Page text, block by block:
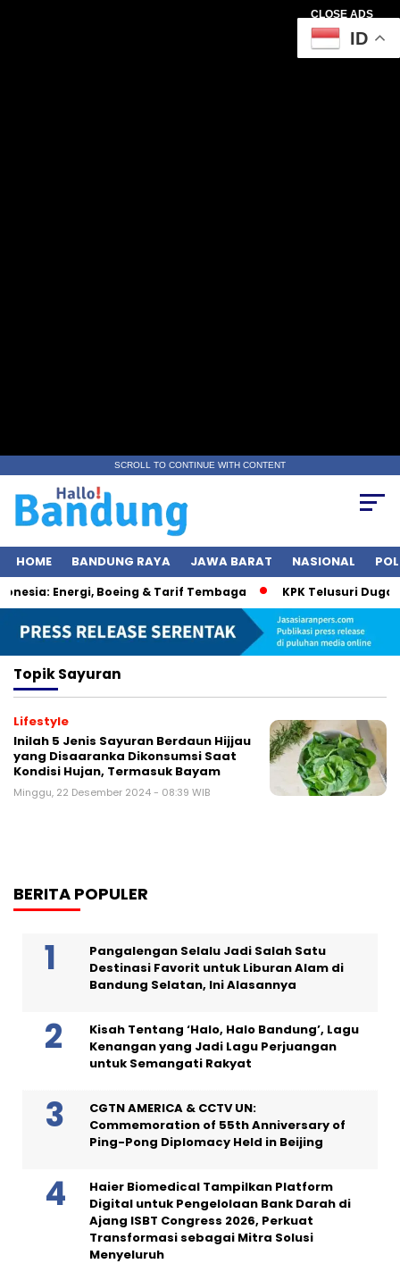
CLOSE ADS
SCROLL TO CONTINUE WITH CONTENT
HOME BANDUNG RAYA JAWA BARAT NASIONAL
Energi, Boeing & Tarif Tembaga KPK Telusuri
TopikSayuran
Lifestyle
Inilah 5 Jenis Sayuran Berdaun Hijjau
yang Disaaranka Dikonsumsi Saat
Kondisi Hujan, Termasuk Bayam
Minggu, 22 Desember 2024 - 08:39 WIB
BERITA POPULER
Pangalengan Selalu Jadi Salah Satu
Destinasi Favorit untuk Liburan Alam di
Bandung Selatan, Ini Alasannya
Kisah Tentang ‘Halo, Halo Bandung’, Lagu
Kenangan yang Jadi Lagu Perjuangan
untuk Semangati Rakyat
CGTN AMERICA & CCTV UN:
Commemoration of 55th Anniversary of
Ping-Pong Diplomacy Held in Beijing
Haier Biomedical Tampilkan Platform
Digital untuk Pengelolaan Bank Darah di
Ajang ISBT Congress 2026, Perkuat
Transformasi sebagai Mitra Solusi
Menyeluruh
ID